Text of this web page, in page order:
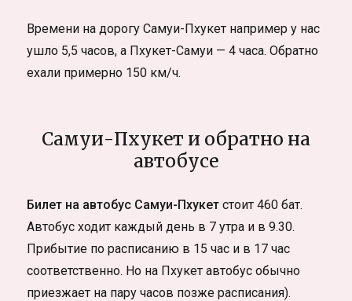
Времени на дорогу Самуи-Пхукет например у нас
ушло 5,5 часов, а Пхукет-Самуи — 4 часа. Обратно
ехали примерно 150 км/ч.
Самуи-Пхукет и обратно на
автобусе
Билет на автобус Самуи-Пхукет стоит 460 бат.
Автобус ходит каждый день в 7 утра и в 9.30.
Прибытие по расписанию в 15 час и в 17 час
соответственно. Но на Пхукет автобус обычно
приезжает на пару часов позже расписания).